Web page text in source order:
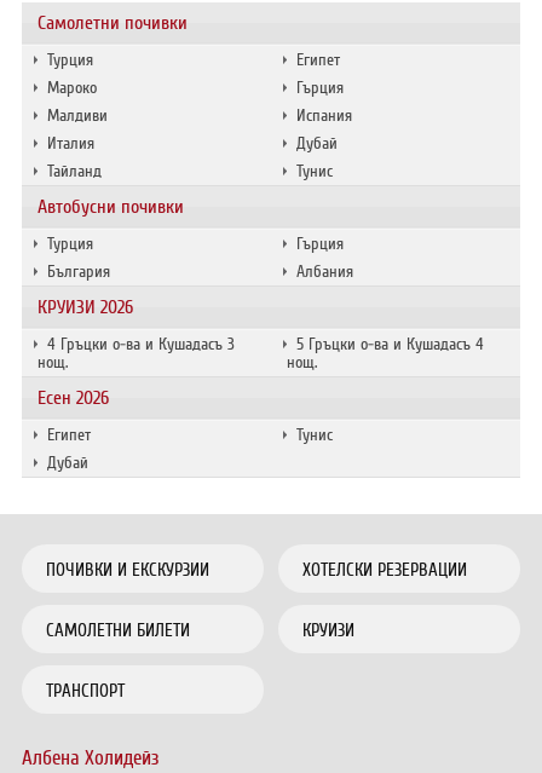
Самолетни почивки
Турция
Египет
Мароко
Гърция
Малдиви
Испания
Италия
Дубай
Тайланд
Тунис
Автобусни почивки
Турция
Гърция
България
Албания
КРУИЗИ 2026
4 Гръцки о-ва и Кушадасъ 3
нощ.
5 Гръцки о-ва и Кушадасъ 4
нощ.
Есен 2026
Египет
Тунис
Дубай
ПОЧИВКИ И ЕКСКУРЗИИ ХОТЕЛСКИ РЕЗЕРВАЦИИ
САМОЛЕТНИ БИЛЕТИ КРУИЗИ
ТРАНСПОРТ
Албена Холидейз